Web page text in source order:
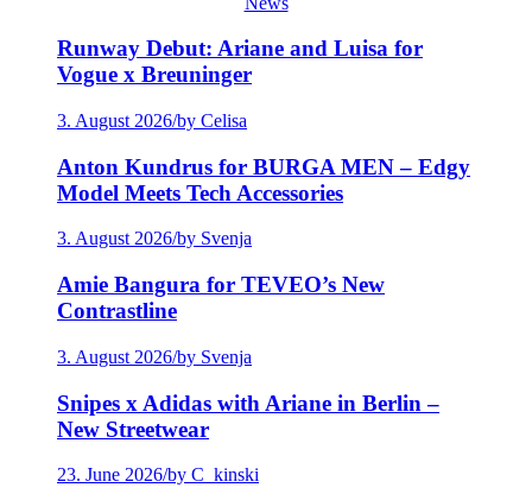
Runway Debut: Ariane and Luisa for
Vogue x Breuninger
3. August 2026/by Celisa
Anton Kundrus for BURGA MEN – Edgy
Model Meets Tech Accessories
3. August 2026/by Svenja
Amie Bangura for TEVEO’s New
Contrastline
3. August 2026/by Svenja
Snipes x Adidas with Ariane in Berlin –
New Streetwear
23. June 2026/by C_kinski